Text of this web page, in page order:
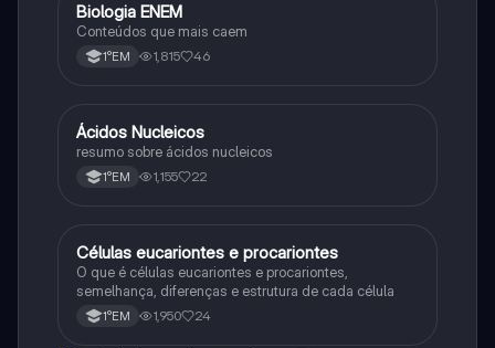
Ciência
Biologia ENEM
Conteúdos que mais caem
1°EM 1,815 46
Biologia
Ácidos Nucleicos
resumo sobre ácidos nucleicos
1°EM 1,155 22
Biologia
Células eucariontes e procariontes
O que é células eucariontes e procariontes,
semelhança, diferenças e estrutura de cada célula
1°EM 1,950 24